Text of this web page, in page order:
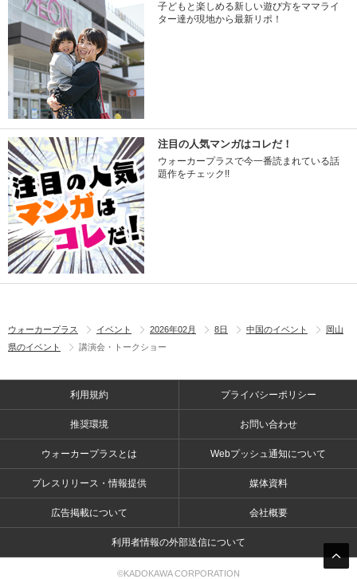
子どもと楽しめる新しい遊び方をママライ
ター達が現地から最新リポ！
注目の人気マンガはコレだ！
ウォーカープラスで今一番読まれている話
題作をチェック!!
ウォーカープラス イベント 2026年02月 8日 中国のイベント
岡山
県のイベント
講演会・トークショー
利用規約 プライバシーポリシー
推奨環境 お問い合わせ
ウォーカープラスとは Webプッシュ通知について
プレスリリース・情報提供 媒体資料
広告掲載について 会社概要
利用者情報の外部送信について
©KADOKAWA CORPORATION